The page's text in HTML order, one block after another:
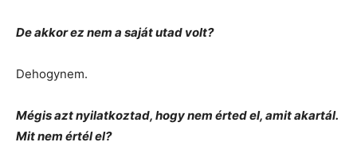
De akkor ez nem a saját utad volt?
Dehogynem.
Mégis azt nyilatkoztad, hogy nem érted el, amit akartál.
Mit nem értél el?